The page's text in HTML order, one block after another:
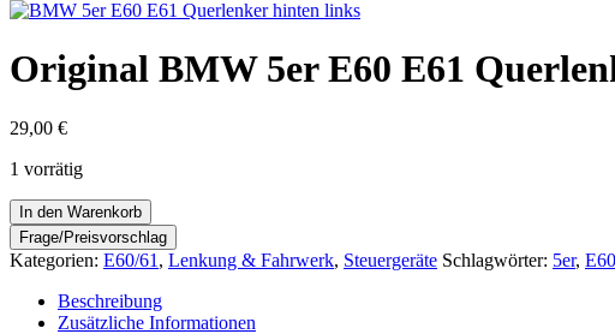
Original BMW 5er E60 E61
29,00 €
1 vorrätig
Original
BMW
5er
E60
E61
Querlenker
In den Warenkorb
Kategorien: E60/61 , Lenkung & Fahrwerk, Steuergeräte Schlagwörter: 5er, E60
Beschreibung
Zusätzliche Informationen